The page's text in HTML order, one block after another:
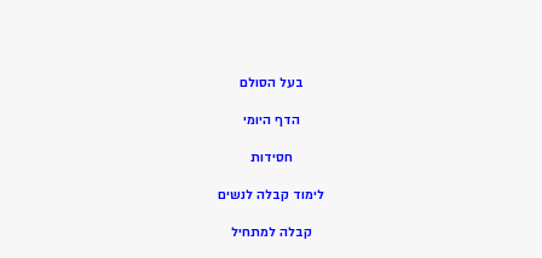
בעל הסולם
הדף היומי
חסידות
לימוד קבלה לנשים
קבלה למתחיל